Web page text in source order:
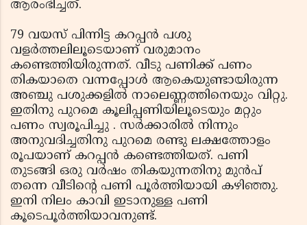
ആരംഭിച്ചത്.
79 വയസ് പിന്നിട്ട കറപ്പന്‍ പശു
വളര്‍ത്തലിലൂടെയാണ് വരുമാനം
കണ്ടെത്തിയിരുന്നത്. വീടു പണിക്ക് പണം
തികയാതെ വന്നപ്പോള്‍ ആകെയുണ്ടായിരുന്ന
അഞ്ചു പശുക്കളില്‍ നാലെണ്ണത്തിനെയും വിറ്റു.
ഇതിനു പുറമെ കൂലിപ്പണിയിലൂടെയും മറ്റും
പണം സ്വരൂപിച്ചു . സര്‍ക്കാരില്‍ നിന്നും
അനുവദിച്ചതിനു പുറമെ രണ്ടു ലക്ഷത്തോളം
രൂപയാണ് കറപ്പന്‍ കണ്ടെത്തിയത്. പണി
തുടങ്ങി ഒരു വര്‍ഷം തികയുന്നതിനു മുന്‍പ്
തന്നെ വീടിന്റെ പണി പൂര്‍ത്തിയായി കഴിഞ്ഞു.
ഇനി നിലം കാവി ഇടാനുള്ള പണി
കൂടെപൂര്‍ത്തിയാവനുണ്ട്.